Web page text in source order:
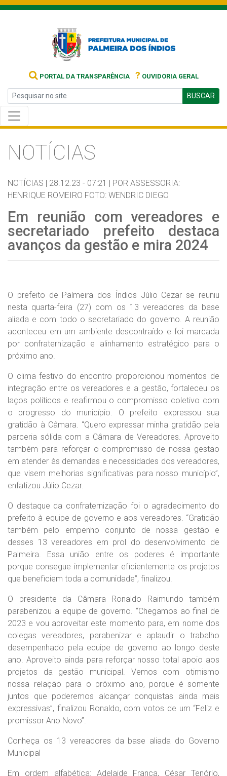
PORTAL DA TRANSPARÊNCIA ? OUVIDORIA GERAL
BUSCAR
NOTÍCIAS
NOTÍCIAS | 28.12.23 - 07:21 | POR ASSESSORIA:
HENRIQUE ROMEIRO FOTO: WENDRIC DIEGO
Em reunião com vereadores e
secretariado prefeito destaca
avanços da gestão e mira 2024
O prefeito de Palmeira dos Índios Júlio Cezar se reuniu
nesta quarta-feira (27) com os 13 vereadores da base
aliada e com todo o secretariado do governo. A reunião
aconteceu em um ambiente descontraído e foi marcada
por confraternização e alinhamento estratégico para o
próximo ano.
O clima festivo do encontro proporcionou momentos de
integração entre os vereadores e a gestão, fortaleceu os
laços políticos e reafirmou o compromisso coletivo com
o progresso do município. O prefeito expressou sua
gratidão à Câmara. “Quero expressar minha gratidão pela
parceria sólida com a Câmara de Vereadores. Aproveito
também para reforçar o compromisso de nossa gestão
em atender às demandas e necessidades dos vereadores,
que visem melhorias significativas para nosso município”,
enfatizou Júlio Cezar.
O destaque da confraternização foi o agradecimento do
prefeito à equipe de governo e aos vereadores. “Gratidão
também pelo empenho conjunto de nossa gestão e
desses 13 vereadores em prol do desenvolvimento de
Palmeira. Essa união entre os poderes é importante
porque consegue implementar eficientemente os projetos
que beneficiem toda a comunidade”, finalizou.
O presidente da Câmara Ronaldo Raimundo também
parabenizou a equipe de governo. “Chegamos ao final de
2023 e vou aproveitar este momento para, em nome dos
colegas vereadores, parabenizar e aplaudir o trabalho
desempenhado pela equipe de governo ao longo deste
ano. Aproveito ainda para reforçar nosso total apoio aos
projetos da gestão municipal. Vemos com otimismo
nossa relação para o próximo ano, porque é somente
juntos que poderemos alcançar conquistas ainda mais
expressivas”, finalizou Ronaldo, com votos de um “Feliz e
promissor Ano Novo”.
Conheça os 13 vereadores da base aliada do Governo
Municipal
Em ordem alfabética: Adelaide França, César Tenório,